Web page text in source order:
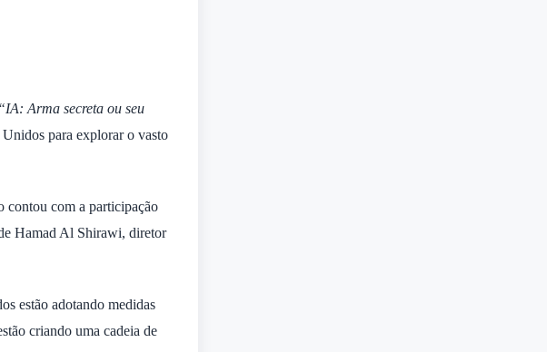
“IA: Arma secreta ou seu
para explorar o vasto
contou com a participação
Hamad Al Shirawi, diretor
estão adotando medidas
criando uma cadeia de